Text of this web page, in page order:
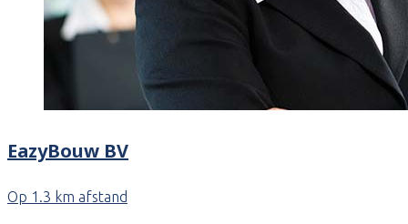
EazyBouw BV
Op 1.3 km afstand